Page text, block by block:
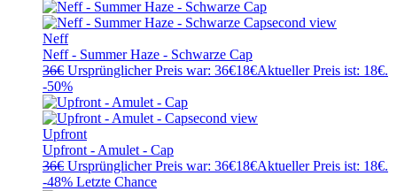
Neff
Neff - Summer Haze - Schwarze Cap
36€ Ursprünglicher Preis war: 36€18€Aktueller Preis ist: 18€.
-50%
Upfront
Upfront - Amulet - Cap
36€ Ursprünglicher Preis war: 36€18€Aktueller Preis ist: 18€.
-48% Letzte Chance